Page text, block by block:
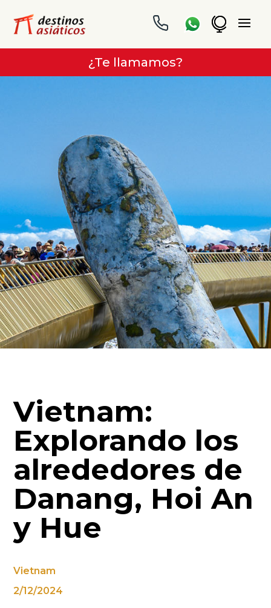
¿Te llamamos?
Vietnam:
Explorando los
alrededores de
Danang, Hoi An
y Hue
Vietnam
2/12/2024